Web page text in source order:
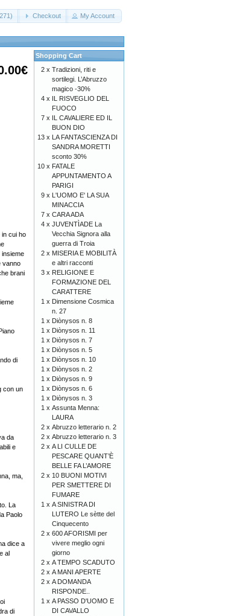
Checkout My Account
in cui ho
insieme
vanno
brani
di
con un
da
e
ma,
La
Paolo
dice a
al
di
Shopping Cart
2 x Tradizioni, riti e
sortilegi. L’Abruzzo
magico -30%
4 x IL RISVEGLIO DEL
FUOCO
7 x IL CAVALIERE ED IL
BUON DIO
13 x LA FANTASCIENZA DI
SANDRA MORETTI
sconto 30%
10 x FATALE
APPUNTAMENTO A
PARIGI
9 x L'UOMO E' LA SUA
MINACCIA
7 x CARA ADA
4 x JUVENTÌADE La
Vecchia Signora alla
guerra di Troia
2 x MISERIA E MOBILITÀ
e altri racconti
3 x RELIGIONE E
FORMAZIONE DEL
CARATTERE
1 x Dimensione Cosmica
n. 27
1 x Diònysos n. 8
1 x Diònysos n. 11
1 x Diònysos n. 7
1 x Diònysos n. 5
1 x Diònysos n. 10
1 x Diònysos n. 2
1 x Diònysos n. 9
1 x Diònysos n. 6
1 x Diònysos n. 3
1 x Assunta Menna:
LAURA
2 x Abruzzo letterario n. 2
2 x Abruzzo letterario n. 3
2 x A LI CULLE DE
PESCARE QUANT’È
BELLE FA L’AMORE
2 x 10 BUONI MOTIVI
PER SMETTERE DI
FUMARE
1 x A SINISTRA DI
LUTERO Le sètte del
Cinquecento
2 x 600 AFORISMI per
vivere meglio ogni
giorno
2 x A TEMPO SCADUTO
2 x A MANI APERTE
2 x A DOMANDA
RISPONDE..
1 x A PASSO D'UOMO E
DI CAVALLO